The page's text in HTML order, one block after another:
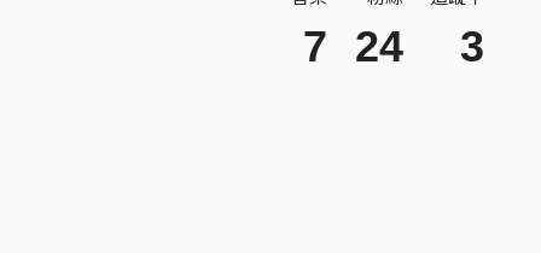
7 24 3